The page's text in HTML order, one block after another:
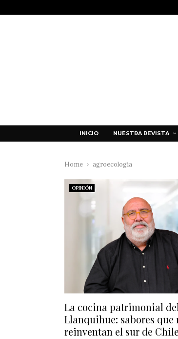
INICIO NUESTRA REVISTA
Home agroecología
OPINIÓN
La cocina patrimonial
Llanquihue: sabores que
reinventan el sur de Chile